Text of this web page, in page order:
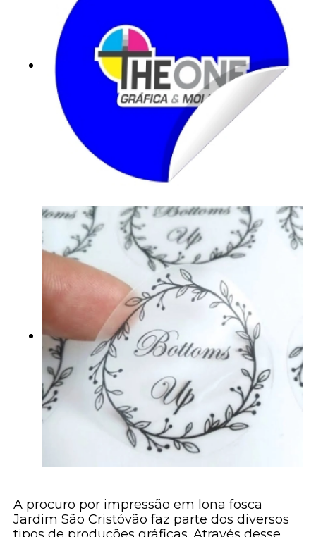
A procuro por impressão em lona fosca
Jardim São Cristóvão faz parte dos diversos